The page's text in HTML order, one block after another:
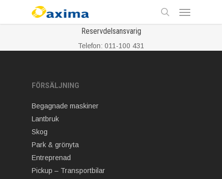
search
Menu
Reservdelsansvarig
Telefon: 011-100 431
FÖRSÄLJNING
Begagnade maskiner
Lantbruk
Skog
Park & grönyta
Entreprenad
Pickup – Transportbilar